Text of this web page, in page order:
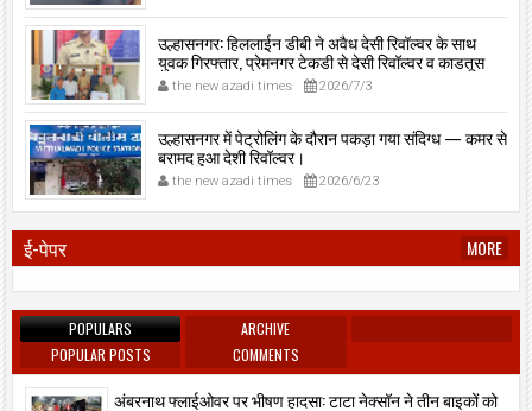
उल्हासनगर: हिललाईन डीबी ने अवैध देसी रिवॉल्वर के साथ
युवक गिरफ्तार, प्रेमनगर टेकडी से देसी रिवॉल्वर व काडतूस
जप्त, इलीगल हथियार साथ पकड़ा गया युवक एक दिन की
पोलीस कोठडी में।
the new azadi times 2026/7/3
उल्हासनगर में पेट्रोलिंग के दौरान पकड़ा गया संदिग्ध — कमर से
बरामद हुआ देशी रिवॉल्वर।
the new azadi times 2026/6/23
ई-पेपर MORE
POPULARS
ARCHIVE
POPULAR POSTS
COMMENTS
अंबरनाथ फ्लाईओवर पर भीषण हादसा: टाटा नेक्सॉन ने तीन बाइकों को